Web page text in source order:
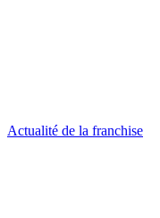
Actualité de la franchise